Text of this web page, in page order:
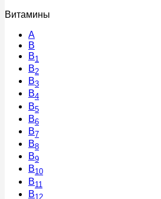
Витамины
A
В
B1
B2
B3
B4
B5
B6
B7
B8
B9
B10
B11
B12